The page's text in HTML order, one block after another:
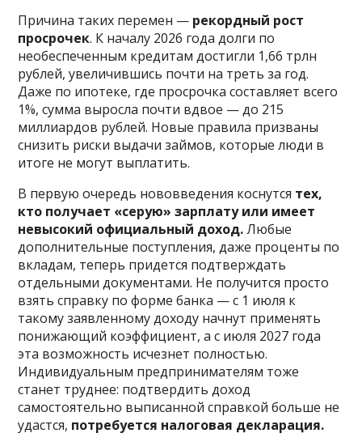
Причина таких перемен — рекордный рост
просрочек. К началу 2026 года долги по
необеспеченным кредитам достигли 1,66 трлн
рублей, увеличившись почти на треть за год.
Даже по ипотеке, где просрочка составляет всего
1%, сумма выросла почти вдвое — до 215
миллиардов рублей. Новые правила призваны
снизить риски выдачи займов, которые люди в
итоге не могут выплатить.
В первую очередь нововведения коснутся тех,
кто получает «серую» зарплату или имеет
невысокий официальный доход.Любые
дополнительные поступления, даже проценты по
вкладам, теперь придется подтверждать
отдельными документами. Не получится просто
взять справку по форме банка — с 1 июля к
такому заявленному доходу начнут применять
понижающий коэффициент, а с июля 2027 года
эта возможность исчезнет полностью.
Индивидуальным предпринимателям тоже
станет труднее: подтвердить доход
самостоятельно выписанной справкой больше не
удастся, потребуется налоговая декларация.